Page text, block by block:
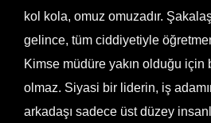
kol kola, omuz omuzadır.
gelince, tüm ciddiyetiyle
Kimse müdüre yakın olduğu için
olmaz. Siyasi bir liderin, iş
arkadaşı sadece üst düzey